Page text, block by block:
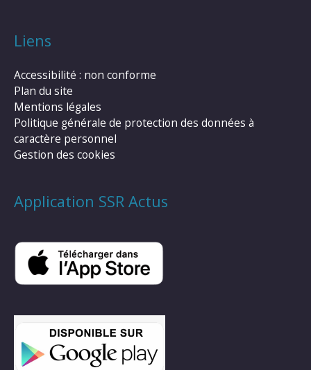
Liens
Accessibilité : non conforme
Plan du site
Mentions légales
Politique générale de protection des données à
caractère personnel
Gestion des cookies
Application SSR Actus